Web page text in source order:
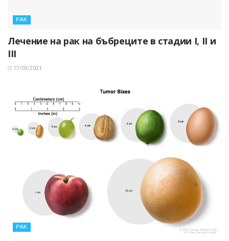
РАК
Лечение на рак на бъбреците в стадии I, II и
III
17/03/2021
РАК